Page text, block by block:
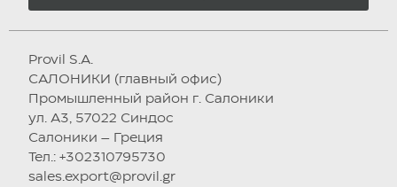
Provil S.A.
САЛОНИКИ (главный офис)
Промышленный район г. Салоники
ул. А3, 57022 Синдос
Салоники – Греция
Тел.: +302310795730
sales.export@provil.gr